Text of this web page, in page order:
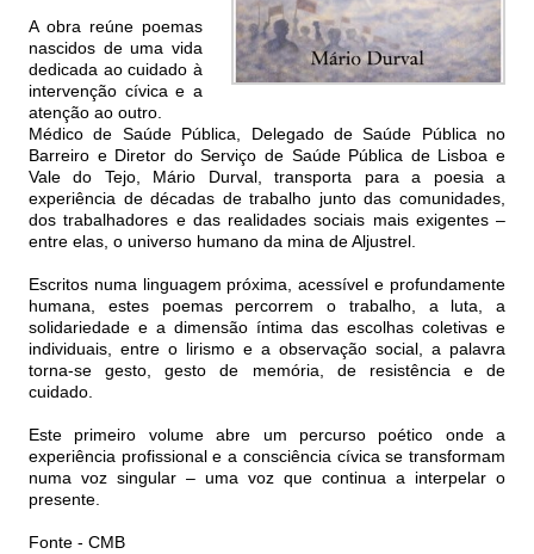
A obra reúne poemas
nascidos de uma vida
dedicada ao cuidado à
intervenção cívica e a
atenção ao outro.
Médico de Saúde Pública, Delegado de Saúde Pública no
Barreiro e Diretor do Serviço de Saúde Pública de Lisboa e
Vale do Tejo, Mário Durval, transporta para a poesia a
experiência de décadas de trabalho junto das comunidades,
dos trabalhadores e das realidades sociais mais exigentes –
entre elas, o universo humano da mina de Aljustrel.
Escritos numa linguagem próxima, acessível e profundamente
humana, estes poemas percorrem o trabalho, a luta, a
solidariedade e a dimensão íntima das escolhas coletivas e
individuais, entre o lirismo e a observação social, a palavra
torna-se gesto, gesto de memória, de resistência e de
cuidado.
Este primeiro volume abre um percurso poético onde a
experiência profissional e a consciência cívica se transformam
numa voz singular – uma voz que continua a interpelar o
presente.
Fonte - CMB